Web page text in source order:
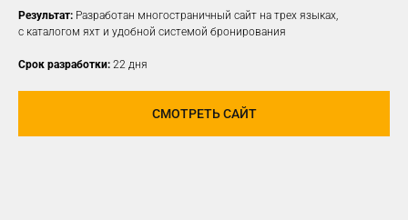
Результат: Разработан многостраничный сайт на трех языках,
с каталогом яхт и удобной системой бронирования
Срок разработки: 22 дня
СМОТРЕТЬ САЙТ
Создаем рекламные объявления
на различных платформах для привлечения
новой заинтересованной ЦА